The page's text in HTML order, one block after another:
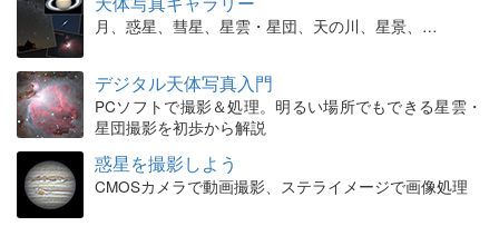
月、惑星、彗星、星雲・星団、天の川、星景、…
デジタル天体写真入門
PCソフトで撮影＆処理。明るい場所でもできる星雲・
星団撮影を初歩から解説
惑星を撮影しよう
CMOSカメラで動画撮影、ステライメージで画像処理